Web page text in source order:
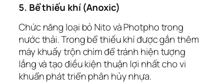
5. Bể thiếu khí (Anoxic)
Chức năng loại bỏ Nito và Photpho trong
nước thải. Trong bể thiếu khí được gắn thêm
máy khuấy trộn chìm để tránh hiện tượng
lắng và tạo điều kiện thuận lợi nhất cho vi
khuẩn phát triển phân hủy nhựa.